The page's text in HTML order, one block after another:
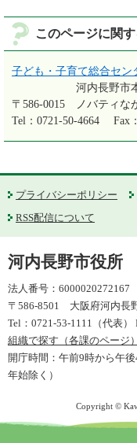
このページに関
子ども・子育て総合セン
〒586-0015
河内長野市
ノバティな
Tel：0721-50-4664
Fax
プライバシーポリシー
RSS配信について
河内長野市役所
法人番号：6000020272167
〒586-8501 大阪府河内長
Tel：0721-53-1111（代表）
組織で探す（各課のページ）
開庁時間：午前9時から午
年始除く）
Copyright ©